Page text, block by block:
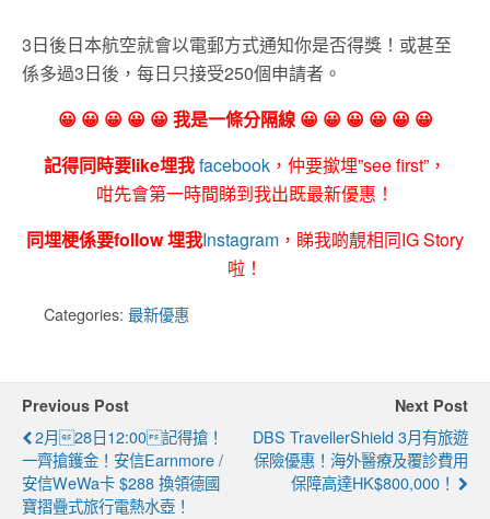
3日後日本航空就會以電郵方式通知你是否得獎！或甚至
係多過3日後，每日只接受250個申請者。
😀 😀 😀 😀 😀 我是一條分隔線 😀 😀 😀 😀 😀 😀
記得同時要like埋我facebook ，仲要撳埋”see first”，
咁先會第一時間睇到我出既最新優惠！
同埋梗係要follow 埋我Instagram ，睇我啲靚相同IG Story
啦！
Categories: 最新優惠
Previous Post
2月28日12:00記得搶！
一齊搶鑊金！安信Earnmore /
安信WeWa卡 $288 換領德國
寶摺疊式旅行電熱水壺！
Next Post
DBS TravellerShield 3月有旅遊
保險優惠！海外醫療及覆診費用
保障高達HK$800,000！